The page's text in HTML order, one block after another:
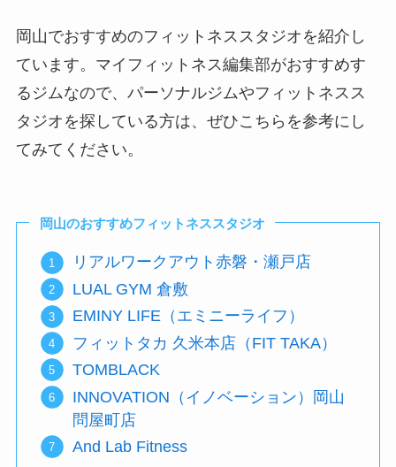
岡山でおすすめのフィットネススタジオを紹介し
ています。マイフィットネス編集部がおすすめす
るジムなので、パーソナルジムやフィットネスス
タジオを探している方は、ぜひこちらを参考にし
てみてください。
岡山のおすすめフィットネススタジオ
リアルワークアウト赤磐・瀬戸店
LUAL GYM 倉敷
EMINY LIFE（エミニーライフ）
フィットタカ 久米本店（FIT TAKA）
TOMBLACK
INNOVATION（イノベーション）岡山
問屋町店
And Lab Fitness